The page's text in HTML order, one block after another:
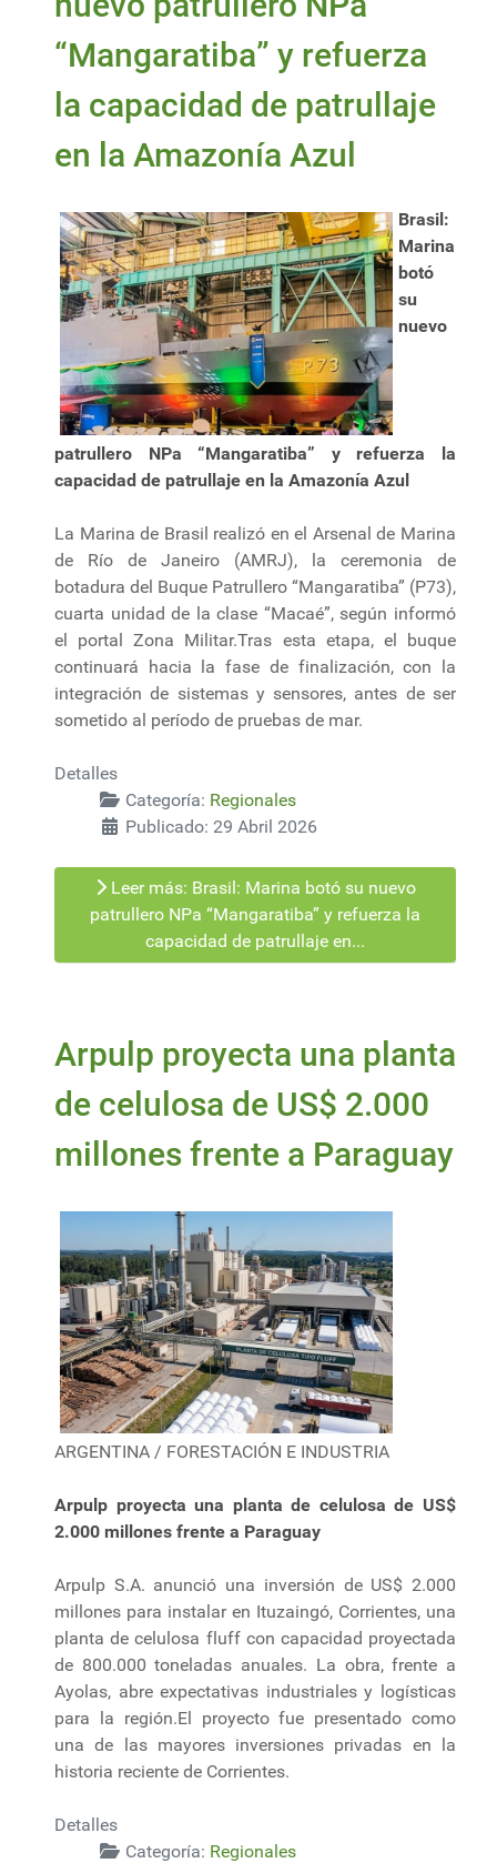
“Mangaratiba” y refuerza
la capacidad de patrullaje
en la Amazonía Azul
Brasil:
Marina
botó
su
nuevo
patrullero NPa “Mangaratiba” y refuerza la
capacidad de patrullaje en la Amazonía Azul
La Marina de Brasil realizó en el Arsenal de Marina
de Río de Janeiro (AMRJ), la ceremonia de
botadura del Buque Patrullero “Mangaratiba” (P73),
cuarta unidad de la clase “Macaé”, según informó
el portal Zona Militar.Tras esta etapa, el buque
continuará hacia la fase de finalización, con la
integración de sistemas y sensores, antes de ser
sometido al período de pruebas de mar.
Detalles
Categoría: Regionales
Publicado: 29 Abril 2026
Leer más: Brasil: Marina botó su nuevo
patrullero NPa “Mangaratiba” y refuerza la
capacidad de patrullaje en...
Arpulp proyecta una planta
de celulosa de US$ 2.000
millones frente a Paraguay
ARGENTINA / FORESTACIÓN E INDUSTRIA
Arpulp proyecta una planta de celulosa de US$
2.000 millones frente a Paraguay
Arpulp S.A. anunció una inversión de US$ 2.000
millones para instalar en Ituzaingó, Corrientes, una
planta de celulosa fluff con capacidad proyectada
de 800.000 toneladas anuales. La obra, frente a
Ayolas, abre expectativas industriales y logísticas
para la región.El proyecto fue presentado como
una de las mayores inversiones privadas en la
historia reciente de Corrientes.
Detalles
Categoría: Regionales